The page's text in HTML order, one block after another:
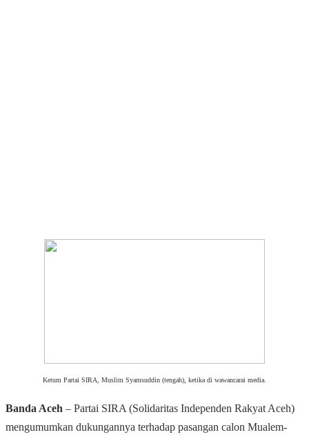
Ketum Partai SIRA, Muslim Syamsuddin (tengah), ketika di wawancarai media.
Banda Aceh – Partai SIRA (Solidaritas Independen Rakyat Aceh)
mengumumkan dukungannya terhadap pasangan calon Mualem-